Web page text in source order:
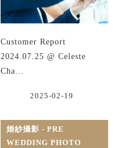
Customer Report
2024.07.25 @ Celeste
Cha…
2025-02-19
婚紗攝影 - PRE
WEDDING PHOTO